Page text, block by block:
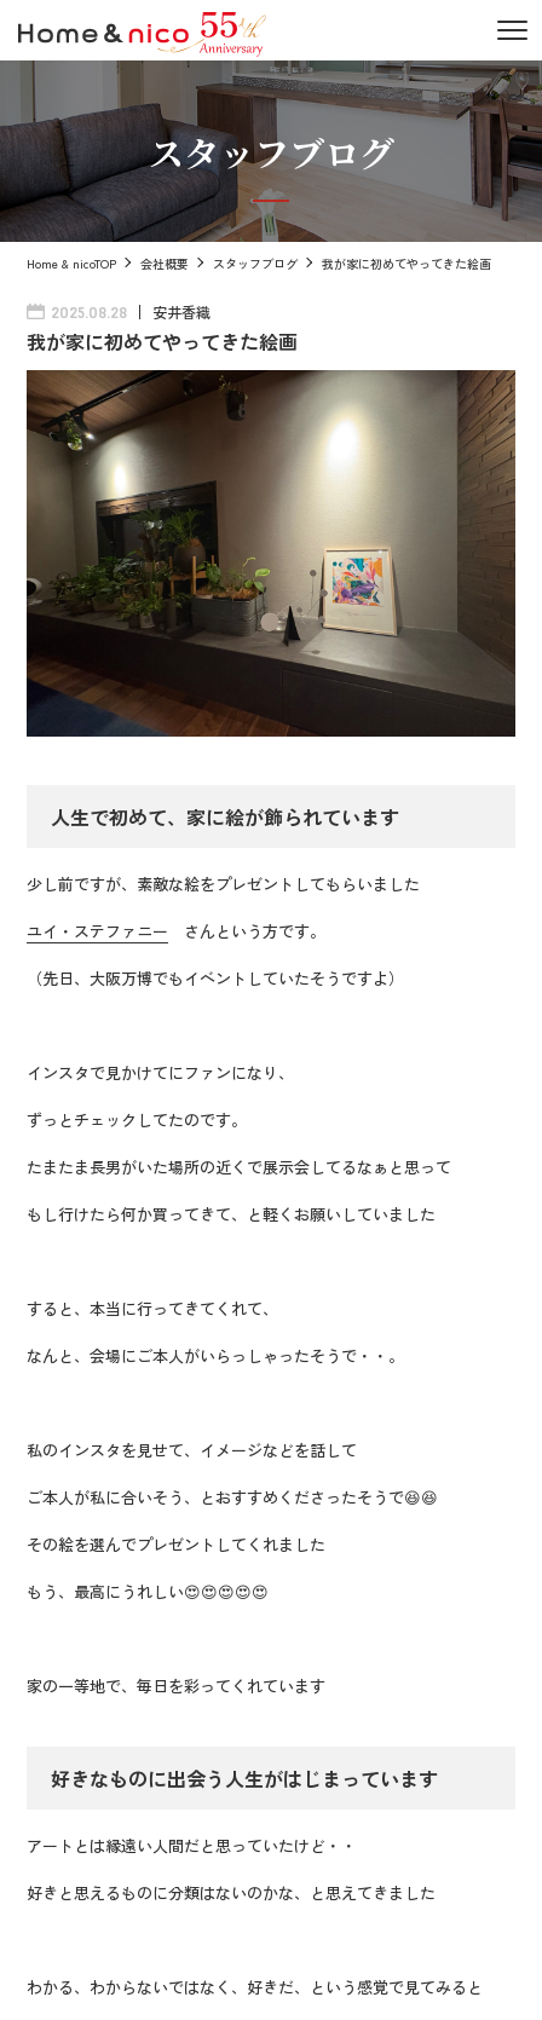
スタッフブログ
Home & nicoTOP 会社概要 スタッフブログ 我が家に初めてやってきた絵画
2025.08.28 安井香織
我が家に初めてやってきた絵画
人生で初めて、家に絵が飾られています
少し前ですが、素敵な絵をプレゼントしてもらいました
ユイ・ステファニー さんという方です。
（先日、大阪万博でもイベントしていたそうですよ）
インスタで見かけてにファンになり、
ずっとチェックしてたのです。
たまたま長男がいた場所の近くで展示会してるなぁと思って
もし行けたら何か買ってきて、と軽くお願いしていました
すると、本当に行ってきてくれて、
なんと、会場にご本人がいらっしゃったそうで・・。
私のインスタを見せて、イメージなどを話して
ご本人が私に合いそう、とおすすめくださったそうで😆😆
その絵を選んでプレゼントしてくれました
もう、最高にうれしい😍😍😍😍😍
家の一等地で、毎日を彩ってくれています
好きなものに出会う人生がはじまっています
アートとは縁遠い人間だと思っていたけど・・
好きと思えるものに分類はないのかな、と思えてきました
わかる、わからないではなく、好きだ、という感覚で見てみると